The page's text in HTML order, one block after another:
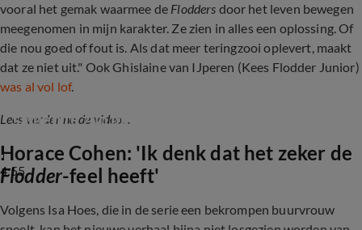
vooral het gemak waarmee de Flodders door het leven bewegen
meegenomen in mijn karakter. Ze zien in alles een oplossing. Of
die nou goed of fout is. Als dat meer teringzooi oplevert, maakt
dat ze niet uit." Ook Ghislaine van IJperen (Kees Flodder Junior)
was al vol lof.
Lees verder na de video...
4:55
samen te zijn met de Flodder-cast
Horace Cohen: 'Ik denk dat het zeker de
Flodder-feel heeft'
Volgens Isa Hoes, die in de serie een bekrompen buurvrouw